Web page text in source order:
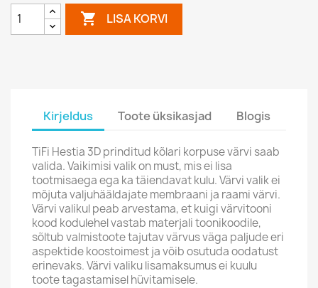
 LISA KORVI
Kirjeldus Toote üksikasjad Blogis
TiFi Hestia 3D prinditud kõlari korpuse värvi saab
valida. Vaikimisi valik on must, mis ei lisa
tootmisaega ega ka täiendavat kulu. Värvi valik ei
mõjuta valjuhääldajate membraani ja raami värvi.
Värvi valikul peab arvestama, et kuigi värvitooni
kood kodulehel vastab materjali toonikoodile,
sõltub valmistoote tajutav värvus väga paljude eri
aspektide koostoimest ja võib osutuda oodatust
erinevaks. Värvi valiku lisamaksumus ei kuulu
toote tagastamisel hüvitamisele.